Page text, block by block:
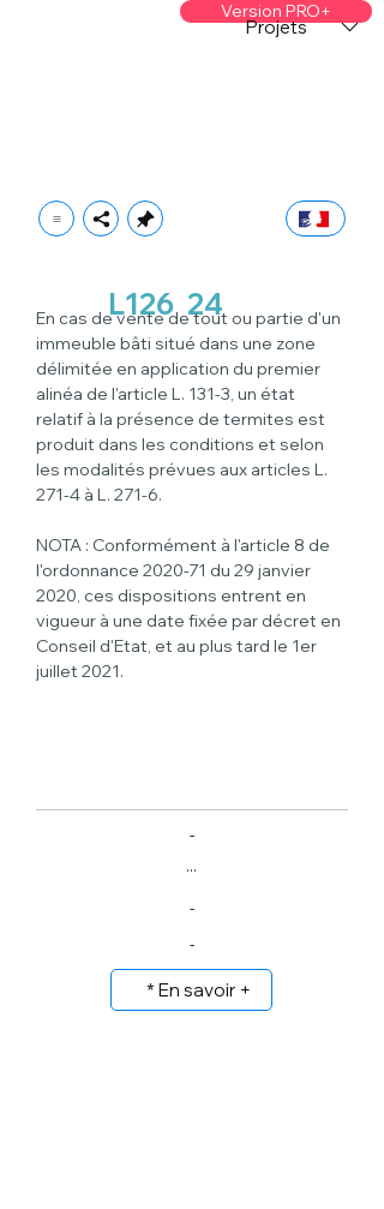
Version PRO+
Projets
L126 24
En cas de vente de tout ou partie d'un
immeuble bâti situé dans une zone
délimitée en application du premier
alinéa de l'article L. 131-3, un état
relatif à la présence de termites est
produit dans les conditions et selon
les modalités prévues aux articles L.
271-4 à L. 271-6.
NOTA : Conformément à l'article 8 de
l'ordonnance 2020-71 du 29 janvier
2020, ces dispositions entrent en
vigueur à une date fixée par décret en
Conseil d'Etat, et au plus tard le 1er
juillet 2021.
-
...
-
-
* En savoir +